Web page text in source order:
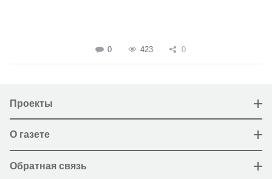
0 423 0
Проекты
О газете
Обратная связь